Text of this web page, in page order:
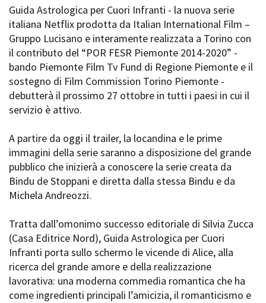
La sede
Partner
Rete regionale
Bilancio sociale
Amministrazione
trasparente
Bandi e gare
Sostenibilità ambientale
SERVIZI
Servizi generali
Location scouting
Spazi nella sede FCTP
Sala Casting
FILM FUNDS
Piemonte Film Tv Fund
Piemonte Film Tv
Development Fund
Piemonte Doc Film Fund
Avenue Cove - Erasmus +
Guarda che storia!
La Grazia - Immagini e
location della Torino di Paolo
Sorrentino
Open Day
Ciak in TOur!
International Film Festival
Rotterdam
Berlinale Internationalen
Filmfestspiele Berlin
Festival de Cannes
Locarno Film Festival
Mostra Internazionale d’Arte
Cinematografica Venezia
Toronto International Film
Festival
Festa del Cinema di Roma
Guida Astrologica per Cuori Infranti - la nuova serie
italiana Netflix prodotta da Italian International Film –
Gruppo Lucisano e interamente realizzata a Torino con
il contributo del “POR FESR Piemonte 2014-2020” -
bando Piemonte Film Tv Fund di Regione Piemonte e il
sostegno di Film Commission Torino Piemonte -
debutterà il prossimo 27 ottobre in tutti i paesi in cui il
servizio è attivo.
A partire da oggi il trailer, la locandina e le prime
immagini della serie saranno a disposizione del grande
pubblico che inizierà a conoscere la serie creata da
Bindu de Stoppani e diretta dalla stessa Bindu e da
Michela Andreozzi.
Tratta dall’omonimo successo editoriale di Silvia Zucca
(Casa Editrice Nord), Guida Astrologica per Cuori
Infranti porta sullo schermo le vicende di Alice, alla
ricerca del grande amore e della realizzazione
lavorativa: una moderna commedia romantica che ha
come ingredienti principali l’amicizia, il romanticismo e